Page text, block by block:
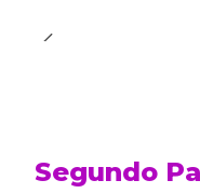
Segundo